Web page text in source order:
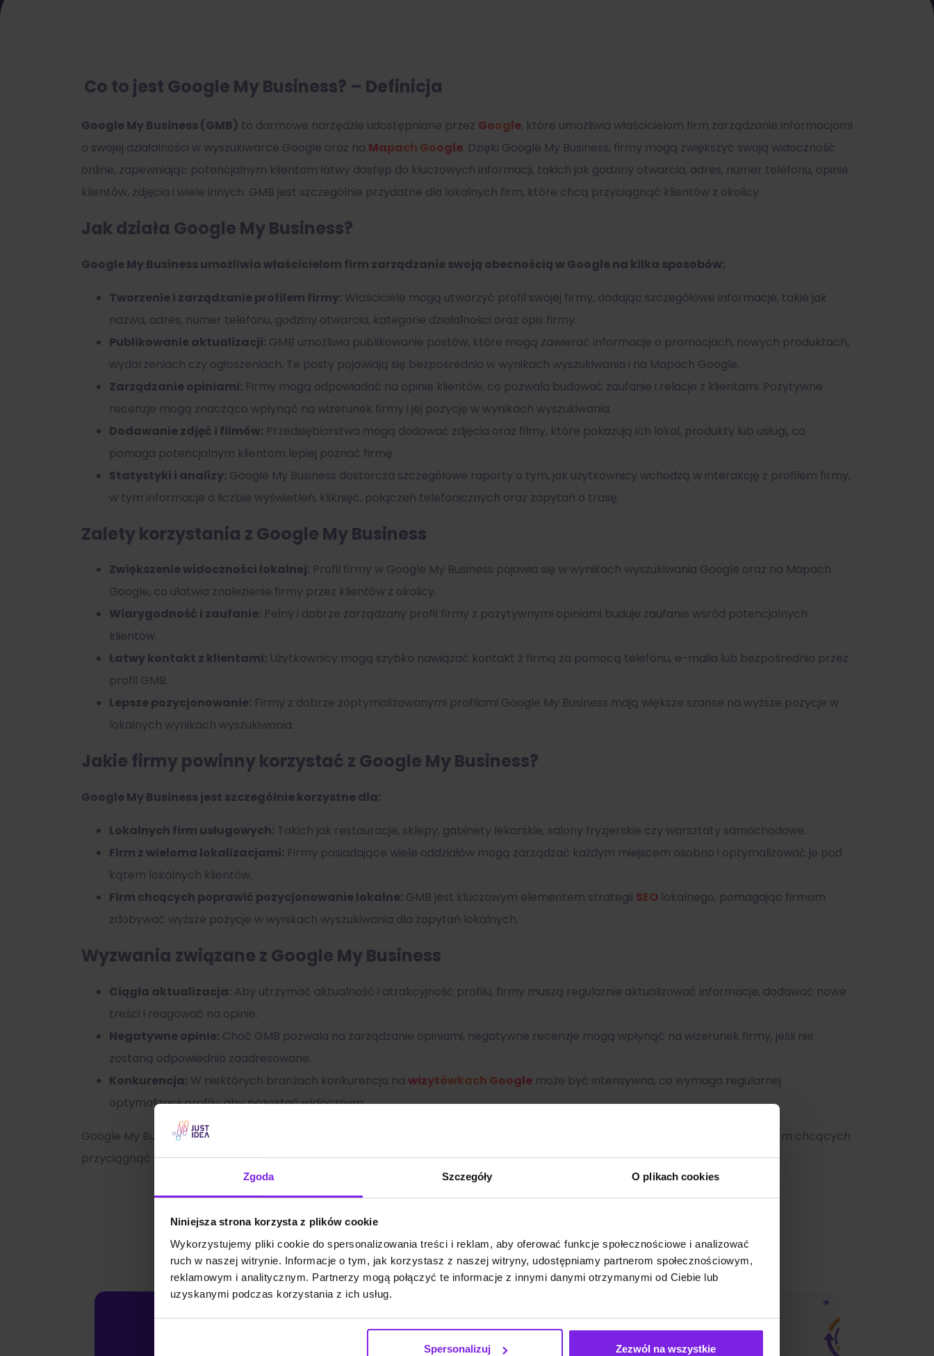
Zgoda Szczegóły O plikach cookies
Niniejsza strona korzysta z plików cookie
Wykorzystujemy pliki cookie do spersonalizowania treści i reklam, aby oferować funkcje społecznościowe i analizować
ruch w naszej witrynie. Informacje o tym, jak korzystasz z naszej witryny, udostępniamy partnerom społecznościowym,
reklamowym i analitycznym. Partnerzy mogą połączyć te informacje z innymi danymi otrzymanymi od Ciebie lub
uzyskanymi podczas korzystania z ich usług.
Spersonalizuj Zezwól na wszystkie
Co to jest Google My Business? – Definicja
Google My Business (GMB) to darmowe narzędzie udostępniane przez Google, które umożliwia właścicielom firm zarządzanie informacjami
o swojej działalności w wyszukiwarce Google oraz na Mapach Google. Dzięki Google My Business, firmy mogą zwiększyć swoją widoczność
online, zapewniając potencjalnym klientom łatwy dostęp do kluczowych informacji, takich jak godziny otwarcia, adres, numer telefonu, opinie
klientów, zdjęcia i wiele innych. GMB jest szczególnie przydatne dla lokalnych firm, które chcą przyciągnąć klientów z okolicy.
Jak działa Google My Business?
Google My Business umożliwia właścicielom firm zarządzanie swoją obecnością w Google na kilka sposobów:
Tworzenie i zarządzanie profilem firmy: Właściciele mogą utworzyć profil swojej firmy, dodając szczegółowe informacje, takie jak
nazwa, adres, numer telefonu, godziny otwarcia, kategorie działalności oraz opis firmy.
Publikowanie aktualizacji: GMB umożliwia publikowanie postów, które mogą zawierać informacje o promocjach, nowych produktach,
wydarzeniach czy ogłoszeniach. Te posty pojawiają się bezpośrednio w wynikach wyszukiwania i na Mapach Google.
Zarządzanie opiniami: Firmy mogą odpowiadać na opinie klientów, co pozwala budować zaufanie i relacje z klientami. Pozytywne
recenzje mogą znacząco wpłynąć na wizerunek firmy i jej pozycję w wynikach wyszukiwania.
Dodawanie zdjęć i filmów: Przedsiębiorstwa mogą dodawać zdjęcia oraz filmy, które pokazują ich lokal, produkty lub usługi, co
pomaga potencjalnym klientom lepiej poznać firmę.
Statystyki i analizy: Google My Business dostarcza szczegółowe raporty o tym, jak użytkownicy wchodzą w interakcję z profilem firmy,
w tym informacje o liczbie wyświetleń, kliknięć, połączeń telefonicznych oraz zapytań o trasę.
Zalety korzystania z Google My Business
Zwiększenie widoczności lokalnej: Profil firmy w Google My Business pojawia się w wynikach wyszukiwania Google oraz na Mapach
Google, co ułatwia znalezienie firmy przez klientów z okolicy.
Wiarygodność i zaufanie: Pełny i dobrze zarządzany profil firmy z pozytywnymi opiniami buduje zaufanie wśród potencjalnych
klientów.
Łatwy kontakt z klientami: Użytkownicy mogą szybko nawiązać kontakt z firmą za pomocą telefonu, e-maila lub bezpośrednio przez
profil GMB.
Lepsze pozycjonowanie: Firmy z dobrze zoptymalizowanymi profilami Google My Business mają większe szanse na wyższe pozycje w
lokalnych wynikach wyszukiwania.
Jakie firmy powinny korzystać z Google My Business?
Google My Business jest szczególnie korzystne dla:
Lokalnych firm usługowych: Takich jak restauracje, sklepy, gabinety lekarskie, salony fryzjerskie czy warsztaty samochodowe.
Firm z wieloma lokalizacjami: Firmy posiadające wiele oddziałów mogą zarządzać każdym miejscem osobno i optymalizować je pod
kątem lokalnych klientów.
Firm chcących poprawić pozycjonowanie lokalne: GMB jest kluczowym elementem strategii SEO lokalnego, pomagając firmom
zdobywać wyższe pozycje w wynikach wyszukiwania dla zapytań lokalnych.
Wyzwania związane z Google My Business
Ciągła aktualizacja: Aby utrzymać aktualność i atrakcyjność profilu, firmy muszą regularnie aktualizować informacje, dodawać nowe
treści i reagować na opinie.
Negatywne opinie: Choć GMB pozwala na zarządzanie opiniami, negatywne recenzje mogą wpłynąć na wizerunek firmy, jeśli nie
zostaną odpowiednio zaadresowane.
Konkurencja: W niektórych branżach konkurencja na wizytówkach Google może być intensywna, co wymaga regularnej
optymalizacji profilu, aby pozostać widocznym.
Google My Business to potężne narzędzie do zwiększania widoczności i budowania relacji z klientami, które jest nieodzowne dla firm chcących
przyciągnąć lokalnych klientów i poprawić swoją obecność w wyszukiwarce Google oraz na Mapach Google.
Zobacz także: